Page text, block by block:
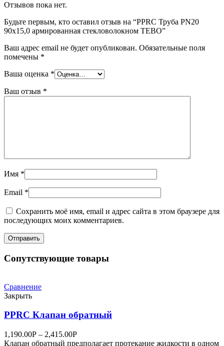
Отзывов пока нет.
Будьте первым, кто оставил отзыв на “PPRC Труба PN20
90х15,0 армированная стекловолокном TEBO”
Ваш адрес email не будет опубликован. Обязательные поля
помечены *
Ваша оценка *
Ваш отзыв *
Имя *
Email *
Сохранить моё имя, email и адрес сайта в этом браузере для
последующих моих комментариев.
Сопутствующие товары
Сравнение
Закрыть
PPRC Клапан обратный
1,190.00Р – 2,415.00Р
Клапан обратный предполагает протекание жидкости в одном